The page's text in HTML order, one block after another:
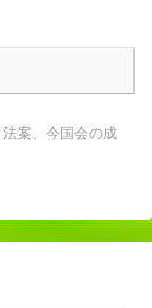
法案、今国会の成